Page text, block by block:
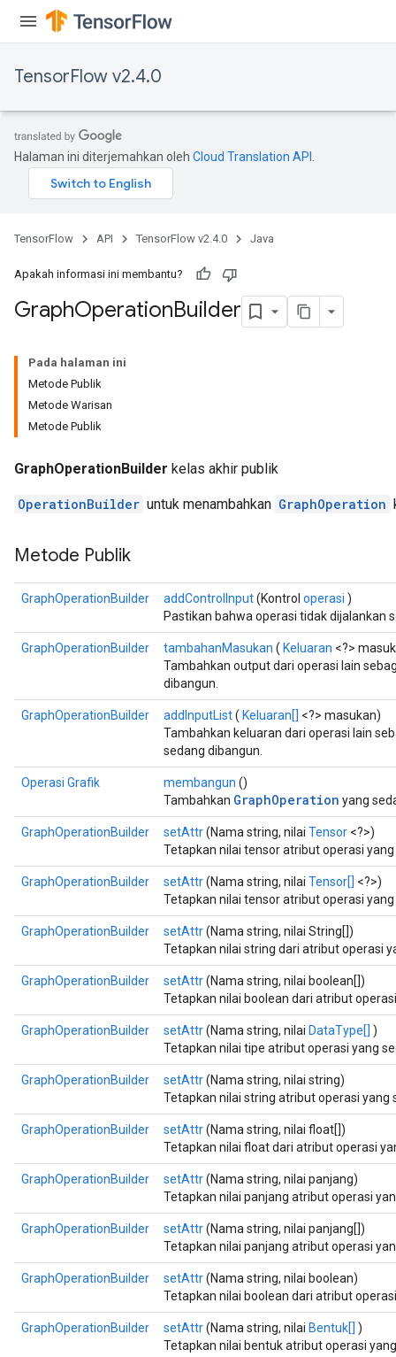
TensorFlow v2.4.0
Halaman ini diterjemahkan oleh Cloud Translation API
TensorFlow API TensorFlow v2.4.0 Java
Apakah informasi ini membantu?
GraphOperationBuilder
Pada halaman ini
Metode Publik
Metode Warisan
Metode Publik
GraphOperationBuilder kelas akhir publik
OperationBuilder untuk menambahkan GraphOperation
Metode Publik
GraphOperationBuilder addControlInput(Kontrol operasi )
Pastikan bahwa operasi tidak dijalankan
GraphOperationBuilder tambahanMasukan ( Keluaran <?>
Tambahkan output dari operasi lain
dibangun.
GraphOperationBuilder addInputList( Keluaran[] <?> masukan)
Tambahkan keluaran dari operasi lain
sedang dibangun.
Operasi Grafik membangun ()
Tambahkan GraphOperation yang
GraphOperationBuilder setAttr(Nama string, nilai Tensor <?>)
Tetapkan nilai tensor atribut operasi
GraphOperationBuilder setAttr(Nama string, nilai Tensor[] <?>)
Tetapkan nilai tensor atribut operasi
GraphOperationBuilder setAttr(Nama string, nilai String[])
Tetapkan nilai string dari atribut operasi
GraphOperationBuilder setAttr(Nama string, nilai boolean[])
Tetapkan nilai boolean dari atribut
GraphOperationBuilder setAttr(Nama string, nilai DataType[] )
Tetapkan nilai tipe atribut operasi yang
GraphOperationBuilder setAttr(Nama string, nilai string)
Tetapkan nilai string atribut operasi yang
GraphOperationBuilder setAttr(Nama string, nilai float[])
Tetapkan nilai float dari atribut operasi
GraphOperationBuilder setAttr(Nama string, nilai panjang)
Tetapkan nilai panjang atribut operasi
GraphOperationBuilder setAttr(Nama string, nilai panjang[])
Tetapkan nilai panjang atribut operasi
GraphOperationBuilder setAttr(Nama string, nilai boolean)
Tetapkan nilai boolean dari atribut
GraphOperationBuilder setAttr(Nama string, nilai Bentuk[] )
Tetapkan nilai bentuk atribut operasi